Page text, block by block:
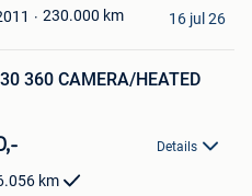
230.000 km 16 jul 26
360 CAMERA/HEATED
Details
km